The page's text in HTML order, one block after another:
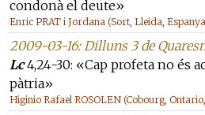
condonà el deute»
Enric PRAT i Jordana (Sort, Lleida,
2009-03-16: Dilluns 3 de
Lc4,24-30: «Cap profeta no és
pàtria»
Higinio Rafael ROSOLEN (Cobourg,